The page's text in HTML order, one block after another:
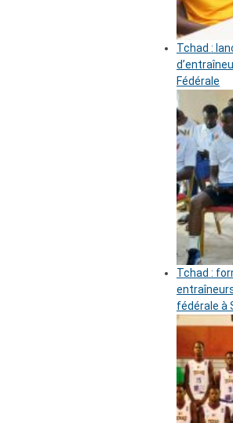
Tchad :
Fédérale
Tchad :
fédérale à